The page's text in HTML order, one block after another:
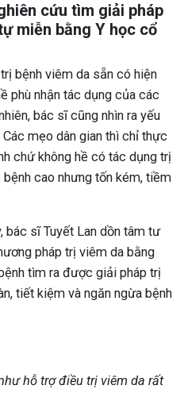
cứu tìm giải pháp
miễn bằng Y học cổ
bệnh viêm da sẵn có hiện
phù nhận tác dụng của các
bác sĩ cũng nhìn ra yếu
mẹo dân gian thì chỉ thực
chứ không hề có tác dụng trị
bệnh cao nhưng tốn kém, tiềm
bác sĩ Tuyết Lan dồn tâm tư
pháp trị viêm da bằng
tìm ra được giải pháp trị
tiết kiệm và ngăn ngừa bệnh
hỗ trợ điều trị viêm da rất